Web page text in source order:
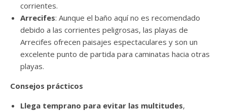
corrientes.
Arrecifes: Aunque el baño aquí no es recomendado
debido a las corrientes peligrosas, las playas de
Arrecifes ofrecen paisajes espectaculares y son un
excelente punto de partida para caminatas hacia otras
playas.
Consejos prácticos
Llega temprano para evitar las multitudes,